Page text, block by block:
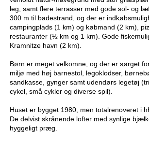
leg, samt flere terrasser med gode sol- og
300 m til badestrand, og der er
campingplads (1 km) og købmand (2 km),
restauranter (½ km og 1 km). Gode
Kramnitze havn (2 km).
Børn er meget velkomne, og der er sørget
miljø med høj barnestol, legoklodser,
sandkasse, gynger samt udendørs legetøj
cykel, små cykler og diverse spil).
Huset er bygget 1980, men totalrenoveret i
De delvist skrånende lofter med synlige
hyggeligt præg.